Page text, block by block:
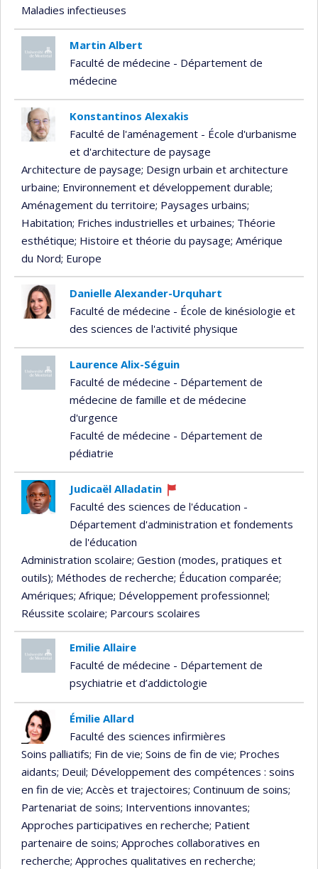
Maladies infectieuses
Martin Albert
Faculté de médecine - Département de
médecine
Konstantinos Alexakis
Faculté de l'aménagement - École d'urbanisme
et d'architecture de paysage
Architecture de paysage; Design urbain et architecture
urbaine; Environnement et développement durable;
Aménagement du territoire; Paysages urbains;
Habitation; Friches industrielles et urbaines; Théorie
esthétique; Histoire et théorie du paysage; Amérique
du Nord; Europe
Danielle Alexander-Urquhart
Faculté de médecine - École de kinésiologie et
des sciences de l'activité physique
Laurence Alix-Séguin
Faculté de médecine - Département de
médecine de famille et de médecine
d'urgence
Faculté de médecine - Département de
pédiatrie
Judicaël Alladatin
Ce
professeur
recrute
Faculté des sciences de l'éducation -
Département d'administration et fondements
de l'éducation
Administration scolaire; Gestion (modes, pratiques et
outils); Méthodes de recherche; Éducation comparée;
Amériques; Afrique; Développement professionnel;
Réussite scolaire; Parcours scolaires
Emilie Allaire
Faculté de médecine - Département de
psychiatrie et d’addictologie
Émilie Allard
Faculté des sciences infirmières
Soins palliatifs; Fin de vie; Soins de fin de vie; Proches
aidants; Deuil; Développement des compétences : soins
en fin de vie; Accès et trajectoires; Continuum de soins;
Partenariat de soins; Interventions innovantes;
Approches participatives en recherche; Patient
partenaire de soins; Approches collaboratives en
recherche; Approches qualitatives en recherche;